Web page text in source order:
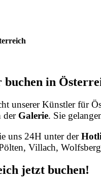
in
unserer Künstler für
derGalerie. Sie
uns 24H unter der
Villach,
jetzt buchen!